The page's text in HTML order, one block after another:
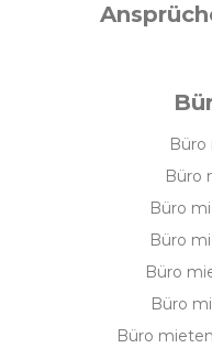
Büro
Büro
Büro
Büro
Büro
Büro
Büro